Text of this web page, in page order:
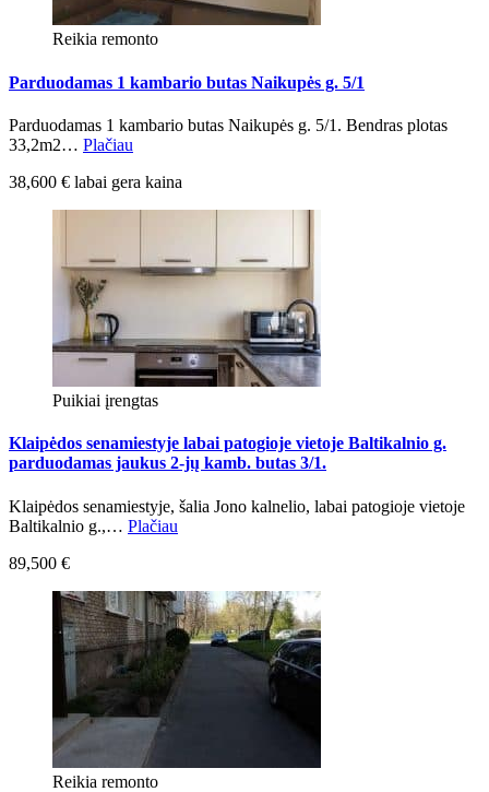
Reikia remonto
Parduodamas 1 kambario butas Naikupės g. 5/1
Parduodamas 1 kambario butas Naikupės g. 5/1. Bendras plotas
33,2m2… Plačiau
38,600 € labai gera kaina
Puikiai įrengtas
Klaipėdos senamiestyje labai patogioje vietoje Baltikalnio g.
parduodamas jaukus 2-jų kamb. butas 3/1.
Klaipėdos senamiestyje, šalia Jono kalnelio, labai patogioje vietoje
Baltikalnio g.,… Plačiau
89,500 €
Reikia remonto